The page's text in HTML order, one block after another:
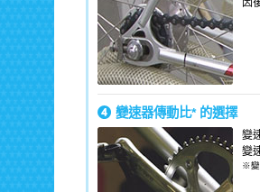
因
變速器傳動比* 的選擇
變
變
※變